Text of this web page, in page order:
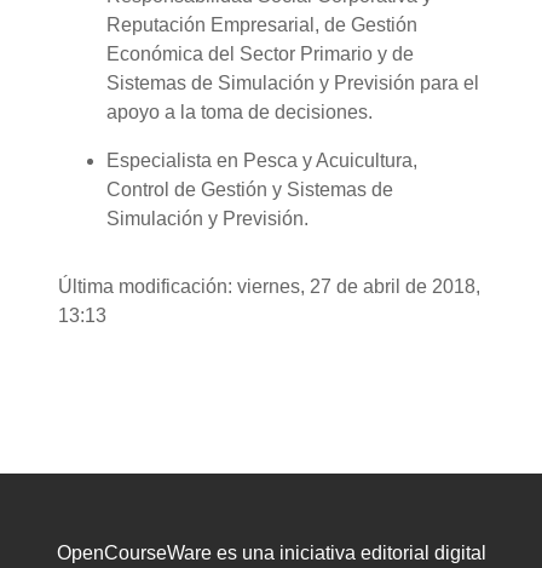
Reputación Empresarial, de Gestión
Económica del Sector Primario y de
Sistemas de Simulación y Previsión para el
apoyo a la toma de decisiones.
Especialista en Pesca y Acuicultura,
Control de Gestión y Sistemas de
Simulación y Previsión.
Última modificación: viernes, 27 de abril de 2018,
13:13
OpenCourseWare es una iniciativa editorial digital